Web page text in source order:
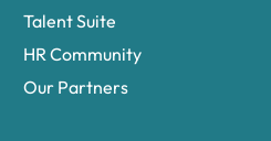
Talent Suite
HR Community
Our Partners